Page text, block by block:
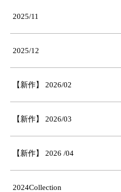
2025/11
2025/12
【新作】 2026/02
【新作】 2026/03
【新作】 2026 /04
2024Collection